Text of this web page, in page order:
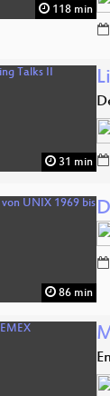
118 min
31 min
86 min